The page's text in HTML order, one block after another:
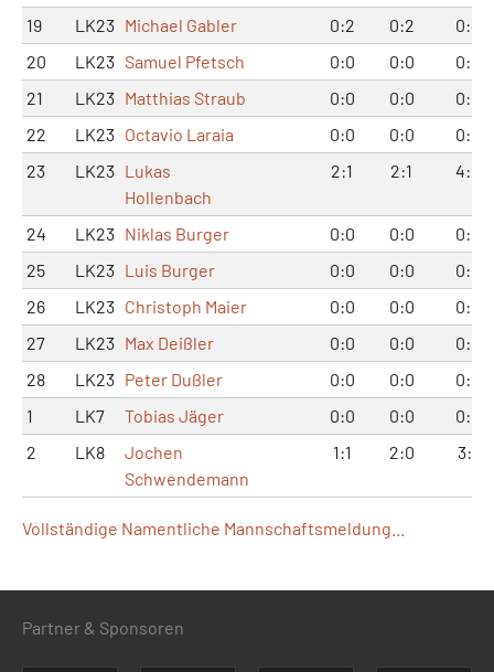
19 LK23 Michael Gabler 0:2 0:2
0:4
20
LK23 Samuel Pfetsch 0:0 0:0
0:0
21
LK23 Matthias Straub 0:0 0:0
0:0
22
LK23 Octavio Laraia 0:0 0:0
0:0
23
LK23 Lukas
Hollenbach
2:1 2:1 4:2
24 LK23 Niklas Burger 0:0 0:0
0:0
25
LK23 Luis Burger 0:0 0:0
0:0
26
LK23 Christoph Maier 0:0 0:0
0:0
27
LK23 Max Deißler 0:0 0:0
0:0
28
LK23 Peter Dußler 0:0 0:0
0:0
1
LK7 Tobias Jäger 0:0 0:0
0:0
2
LK8
Jochen
Schwendemann
1:1 2:0 3:1
Vollständige Namentliche Mannschaftsmeldung...
Partner & Sponsoren